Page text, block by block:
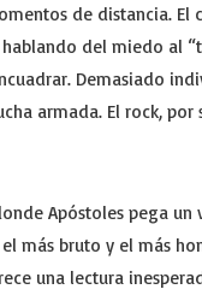
de distancia.
hablando del miedo al
Demasiado
armada. El rock,
Apóstoles pega
más bruto y el más
una lectura